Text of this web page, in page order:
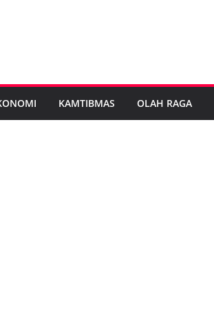
KAMTIBMAS OLAH RAGA